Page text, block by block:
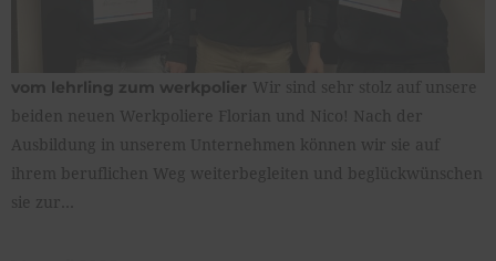
vom lehrling zum werkpolier Wir sind sehr stolz auf unsere
beiden neuen Werkpoliere Florian und Nico! Nach der
Ausbildung in unserem Unternehmen können wir sie auf
ihrem beruflichen Weg weiterbegleiten und beglückwünschen
sie zur…